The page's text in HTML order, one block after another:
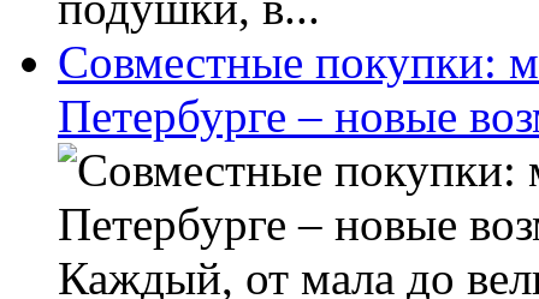
Совместные покупки:
Петербурге – новые
Каждый, от мала до